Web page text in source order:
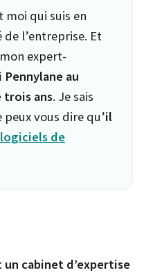
moi qui suis en
l’entreprise. Et
expert-
Pennylane au
trois ans. Je sais
vous dire qu’il
de
cabinet d’expertise